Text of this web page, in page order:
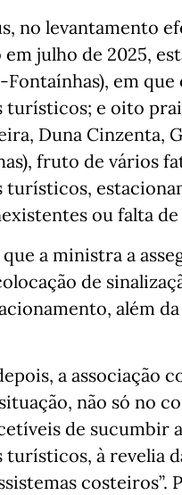
no levantamento
em julho de 2025,
em
e oito
Duna Cinzenta,
fruto de vários
ou falta de
a ministra a
de
além
a associação
não só no
de sucumbir
à revelia